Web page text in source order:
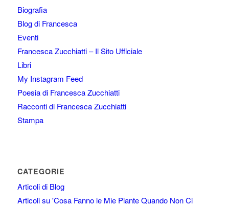
Biografia
Blog di Francesca
Eventi
Francesca Zucchiatti – Il Sito Ufficiale
Libri
My Instagram Feed
Poesia di Francesca Zucchiatti
Racconti di Francesca Zucchiatti
Stampa
CATEGORIE
Articoli di Blog
Articoli su 'Cosa Fanno le Mie Piante Quando Non Ci